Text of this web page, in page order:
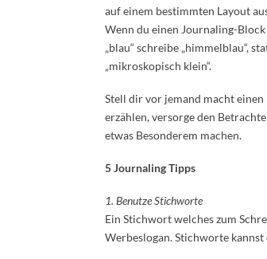
auf einem bestimmten Layout
Wenn du einen Journaling-Block
„blau“ schreibe „himmelblau“,
„mikroskopisch klein“.
Stell dir vor jemand macht einen
erzählen, versorge den
etwas Besonderem machen.
5 Journaling Tipps
1. Benutze Stichworte
Ein Stichwort welches zum
Werbeslogan. Stichworte